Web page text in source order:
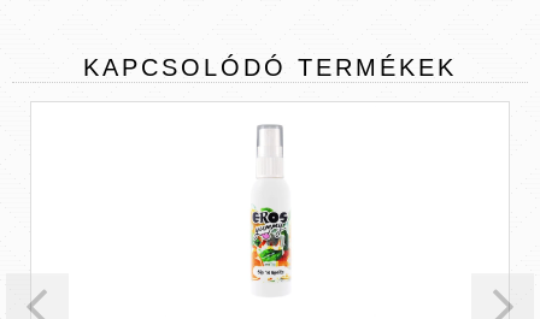
KAPCSOLÓDÓ TERMÉKEK